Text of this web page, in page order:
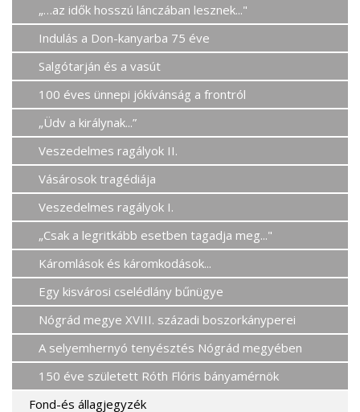
„…az idők hosszú lánczában lesznek..."
Indulás a Don-kanyarba 75 éve
Salgótarján és a vasút
100 éves ünnepi jókívánság a frontról
„Üdv a királynak...”
Veszedelmes ragályok II.
Vásárosok tragédiája
Veszedelmes ragályok I.
„Csak a legritkább esetben tagadja meg..."
Káromlások és káromkodások...
Egy kisvárosi cselédlány bűnügye
Nógrád megye XVIII. századi boszorkányperei
A selyemhernyó tenyésztés Nógrád megyében
150 éve született Róth Flóris bányamérnök
Fond-és állagjegyzék